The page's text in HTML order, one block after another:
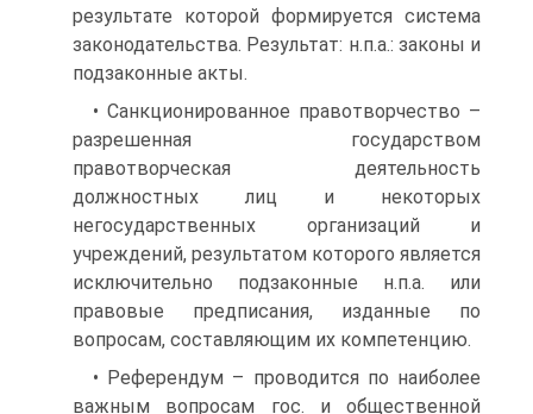
результате которой формируется система
законодательства. Результат: н.п.а.: законы и
подзаконные акты.
• Санкционированное правотворчество –
разрешенная государством
правотворческая деятельность
должностных лиц и некоторых
негосударственных организаций и
учреждений, результатом которого является
исключительно подзаконные н.п.а. или
правовые предписания, изданные по
вопросам, составляющим их компетенцию.
• Референдум – проводится по наиболее
важным вопросам гос. и общественной